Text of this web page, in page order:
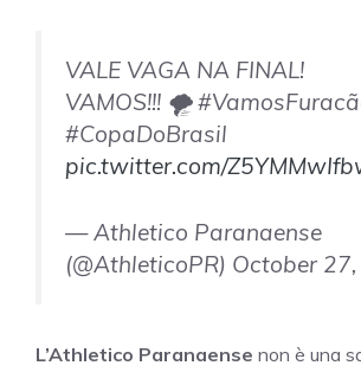
VALE VAGA NA FINAL!
VAMOS!!! 🌪️
#CopaDoBrasil
pic.twitter.com/
— Athletico Paranaense
(@AthleticoPR) October
L’Athletico Paranaense non è una